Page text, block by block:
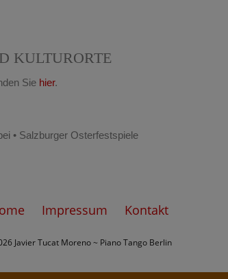
KULTURORTE
Sie hier.
• Salzburger Osterfestspiele
Impressum Kontakt
Javier Tucat Moreno ~ Piano Tango Berlin